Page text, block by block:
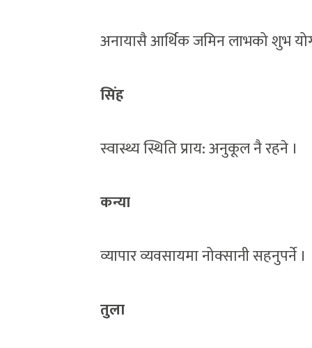
अनायासै आर्थिक जमिन लाभको शुभ
सिंह
स्वास्थ्य स्थिति प्राय: अनुकूल नै रहने ।
कन्या
व्यापार व्यवसायमा नोक्सानी सहनुपर्ने ।
तुला